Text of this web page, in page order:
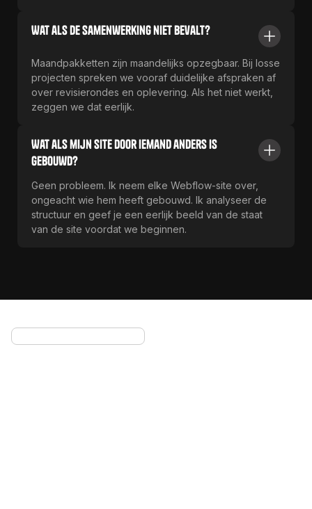
Wat als de samenwerking niet bevalt?
Maandpakketten zijn maandelijks opzegbaar. Bij losse
projecten spreken we vooraf duidelijke afspraken af
over revisierondes en oplevering. Als het niet werkt,
zeggen we dat eerlijk.
Wat als mijn site door iemand anders is
gebouwd?
Geen probleem. Ik neem elke Webflow-site over,
ongeacht wie hem heeft gebouwd. Ik analyseer de
structuur en geef je een eerlijk beeld van de staat
van de site voordat we beginnen.